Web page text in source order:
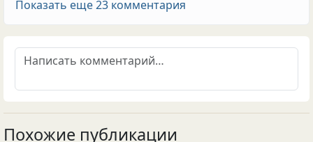
Показать еще 23 комментария
Похожие публикации